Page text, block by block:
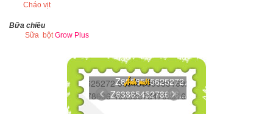
Cháo vịt
Bữa chiều
Sữa bộtGrow Plus
Z6386545625272...
Z6386545278606...
Ảnh mới